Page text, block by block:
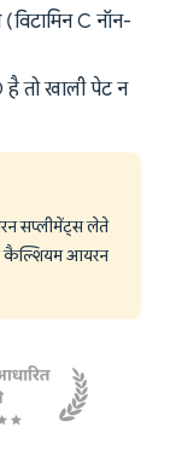
C नॉन-
है तो खाली पेट न
सप्लीमेंट्स लेते
कैल्शियम आयरन